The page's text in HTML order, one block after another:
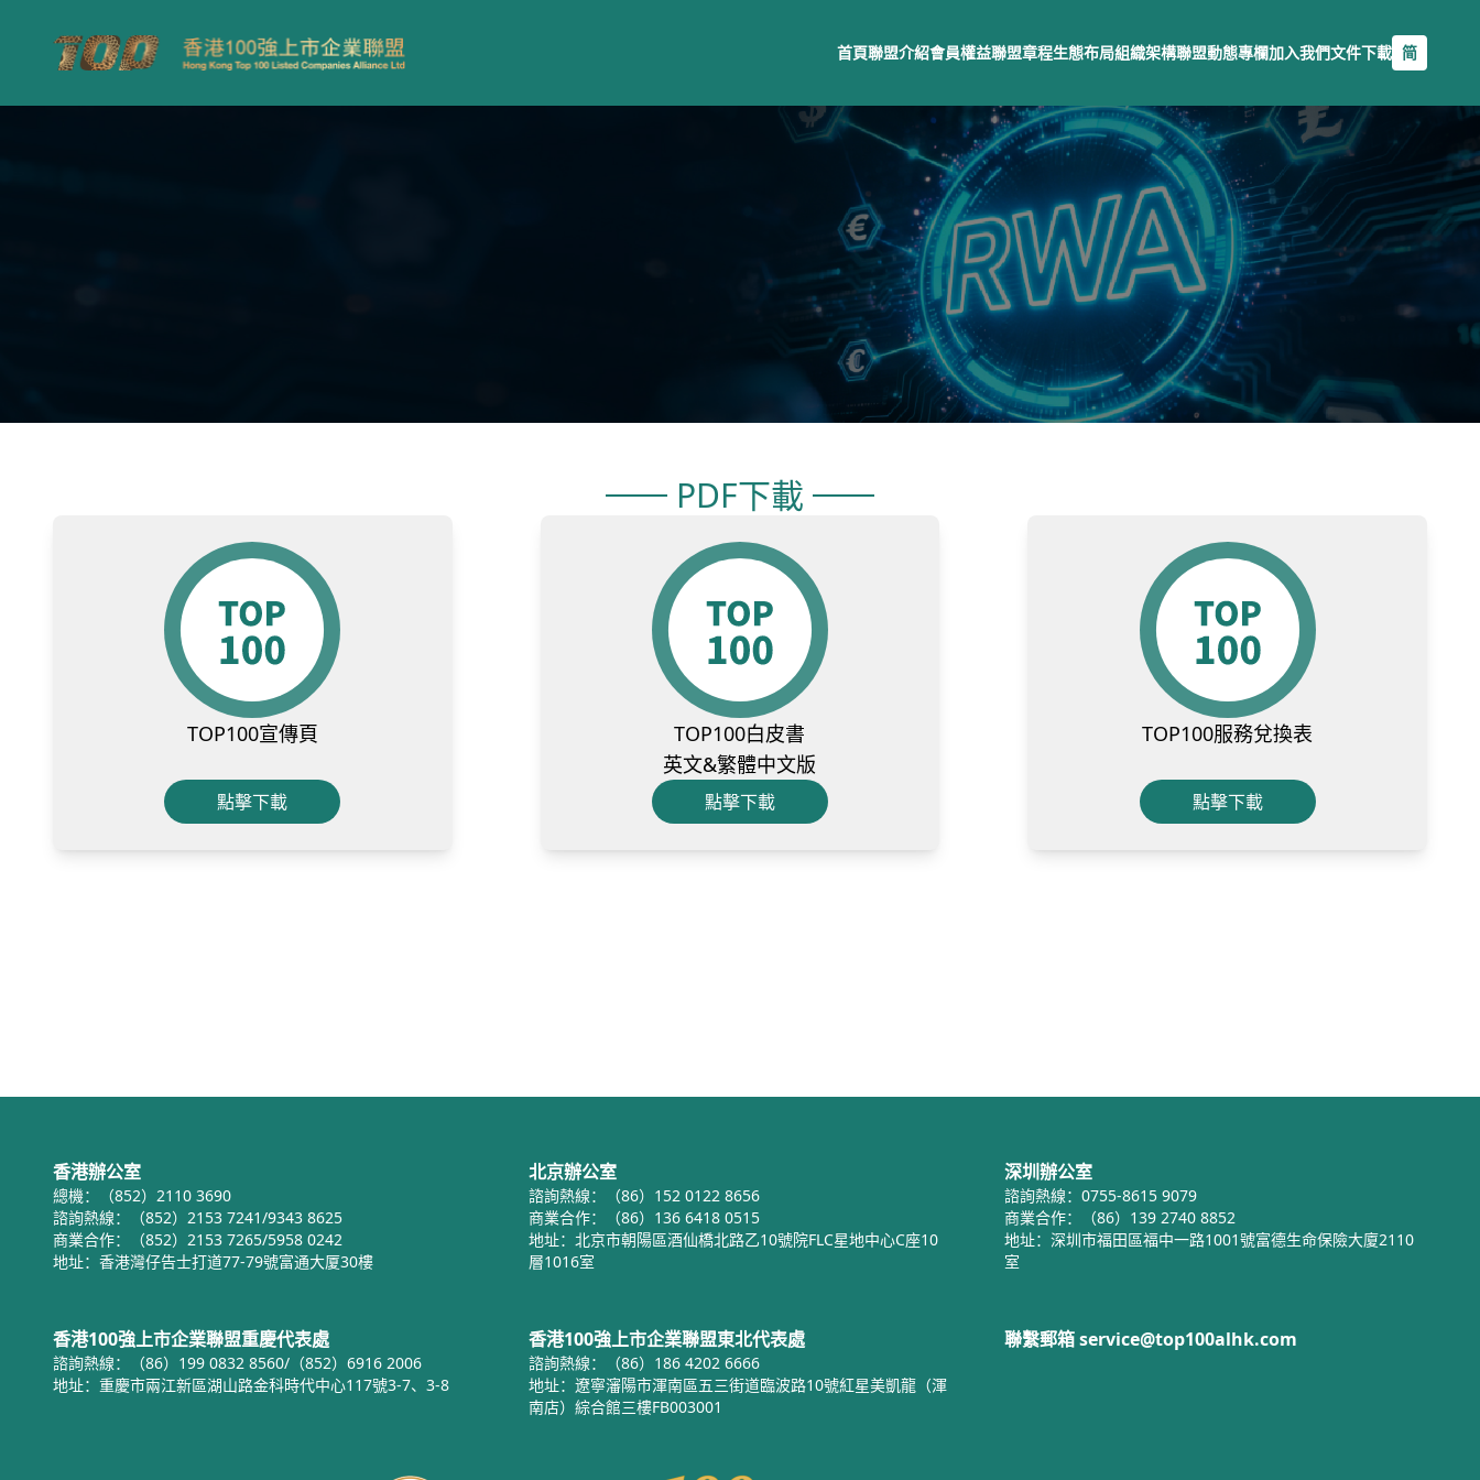
Your Company 首頁聯盟介紹會員權益聯盟章程生態布局組織架構聯盟動態專欄加入我們文件下載 简
PDF下載
TOP100宣傳頁
點擊下載
TOP100白皮書
英文&繁體中文版
點擊下載
TOP100服務兌換表
點擊下載
香港辦公室
總機：（852）2110 3690
諮詢熱線：（852）2153 7241/9343 8625
商業合作：（852）2153 7265/5958 0242
地址：香港灣仔告士打道77-79號富通大厦30樓
北京辦公室
諮詢熱線：（86）152 0122 8656
商業合作：（86）136 6418 0515
地址：北京市朝陽區酒仙橋北路乙10號院FLC星地中心C座10
層1016室
深圳辦公室
諮詢熱線：0755-8615 9079
商業合作：（86）139 2740 8852
地址：深圳市福田區福中一路1001號富德生命保險大廈2110
室
香港100強上市企業聯盟重慶代表處
諮詢熱線：（86）199 0832 8560/（852）6916 2006
地址：重慶市兩江新區湖山路金科時代中心117號3-7、3-8
香港100強上市企業聯盟東北代表處
諮詢熱線：（86）186 4202 6666
地址：遼寧瀋陽市渾南區五三街道臨波路10號紅星美凱龍（渾
南店）綜合館三樓FB003001
聯繫郵箱 service@top100alhk.com